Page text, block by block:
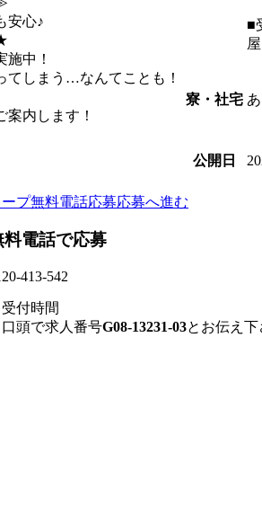
安心♪
中！
てしまう…なんてことも！
内します！
■
寮・社宅
公開日
プ無料電話応募応募へ進む
料電話で応募
413-542
付時間
頭で求人番号G08-13231-03とお伝え下